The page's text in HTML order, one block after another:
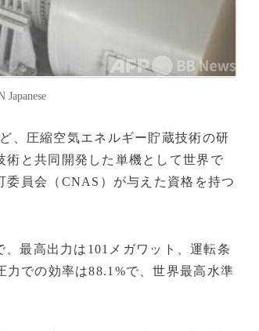
、圧縮空気エネルギー貯蔵技術の研
と共同開発した単機として世界で
員会（CNAS）が与えた資格を持つ
最高出力は101メガワット、運転条
での効率は88.1%で、世界最高水準